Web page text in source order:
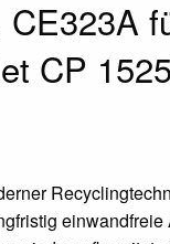
CP
einwandfreie